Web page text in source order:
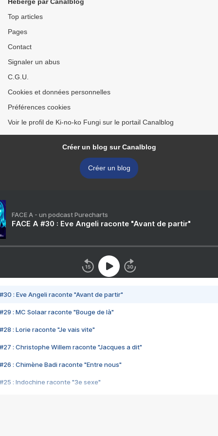
Top articles
Pages
Contact
Signaler un abus
C.G.U.
Cookies et données personnelles
Préférences cookies
Voir le profil de Ki-no-ko Fungi sur le portail Canalblog
Créer un blog sur Canalblog
Créer un blog
FACE A - un podcast Purecharts
FACE A #30 : Eve Angeli raconte "Avant de partir"
#30 : Eve Angeli raconte "Avant de partir"
#29 : MC Solaar raconte "Bouge de là"
#28 : Lorie raconte "Je vais vite"
#27 : Christophe Willem raconte "Jacques a dit"
#26 : Chimène Badi raconte "Entre nous"
#25 : Indochine raconte "3e sexe"